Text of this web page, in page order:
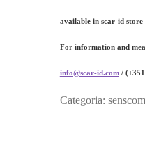
available in scar-id store
For information and
info@scar-id.com/
Categoria: